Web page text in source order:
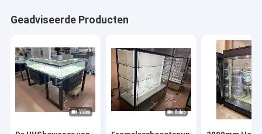
Geadviseerde Producten